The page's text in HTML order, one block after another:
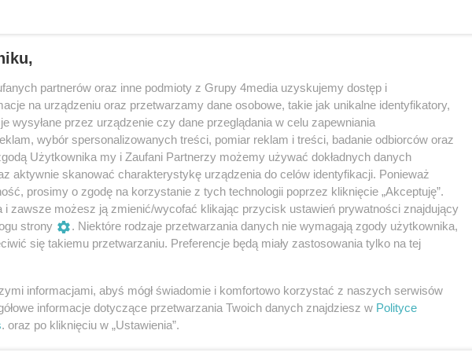
równonocy – a jednak wciąż w jej echu.
niepostrzeżenie – i właśnie dlatego chcemy
nam potrzeba na czas jesienno-zimowego
urodziny jednego z grających – bo czy może być
czegoś nowego?
partnerów oraz inne podmioty z Grupy 4media uzyskujemy dostęp i
na urządzeniu oraz przetwarzamy dane osobowe, takie jak unikalne identyfikatory,
wysyłane przez urządzenie czy dane przeglądania w celu zapewniania
wybór spersonalizowanych treści, pomiar reklam i treści, badanie odbiorców oraz
Użytkownika my i Zaufani Partnerzy możemy używać dokładnych danych
aktywnie skanować charakterystykę urządzenia do celów identyfikacji. Ponieważ
prosimy o zgodę na korzystanie z tych technologii poprzez kliknięcie „Akceptuję”.
i zawsze możesz ją zmienić/wycofać klikając przycisk ustawień prywatności znajdujący
strony
. Niektóre rodzaje przetwarzania danych nie wymagają zgody użytkownika,
się takiemu przetwarzaniu. Preferencje będą miały zastosowania tylko na tej
informacjami, abyś mógł świadomie i komfortowo korzystać z naszych serwisów
informacje dotyczące przetwarzania Twoich danych znajdziesz w Polityce
. oraz po kliknięciu w „Ustawienia”.